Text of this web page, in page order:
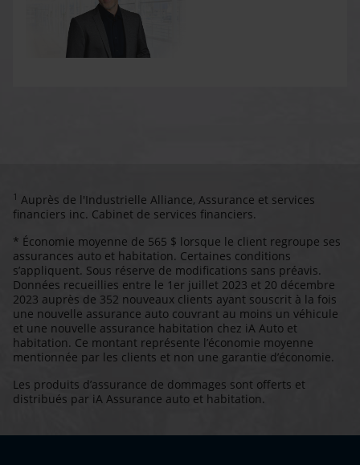
1 Auprès de l'Industrielle Alliance, Assurance et services
financiers inc. Cabinet de services financiers.
* Économie moyenne de 565 $ lorsque le client regroupe ses
assurances auto et habitation. Certaines conditions
s’appliquent. Sous réserve de modifications sans préavis.
Données recueillies entre le 1er juillet 2023 et 20 décembre
2023 auprès de 352 nouveaux clients ayant souscrit à la fois
une nouvelle assurance auto couvrant au moins un véhicule
et une nouvelle assurance habitation chez iA Auto et
habitation. Ce montant représente l’économie moyenne
mentionnée par les clients et non une garantie d’économie.
Les produits d’assurance de dommages sont offerts et
distribués par iA Assurance auto et habitation.